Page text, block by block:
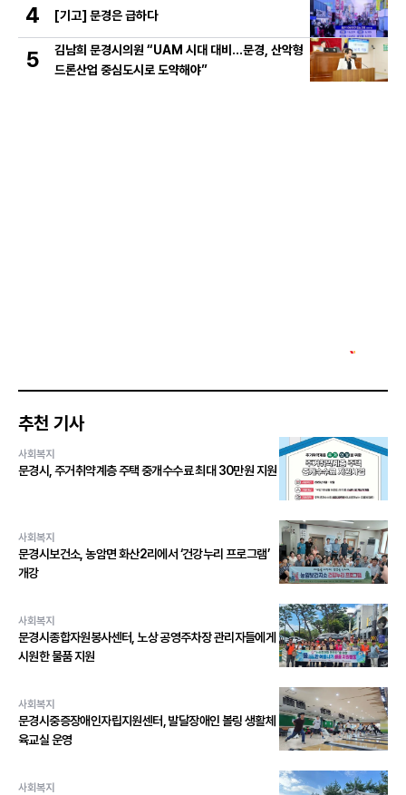
4 [기고] 문경은 급하다
5
김남희 문경시의원 “UAM 시대 대비…문경, 산악형
드론산업 중심도시로 도약해야”
추천 기사
사회복지
문경시, 주거취약계층 주택 중개수수료 최대 30만원 지원
사회복지
문경시보건소, 농암면 화산2리에서 ‘건강누리 프로그램’
개강
사회복지
문경시종합자원봉사센터, 노상 공영주차장 관리자들에게
시원한 물품 지원
사회복지
문경시중증장애인자립지원센터, 발달장애인 볼링 생활체
육교실 운영
사회복지